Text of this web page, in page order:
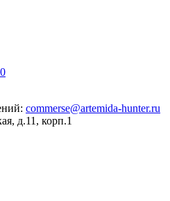
0
commerse@artemida-hunter.ru
д.11, корп.1